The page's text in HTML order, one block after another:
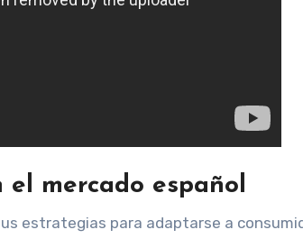
mercado español
estrategias para adaptarse a